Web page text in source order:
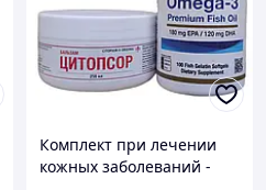
Комплект при лечении
кожных заболеваний -